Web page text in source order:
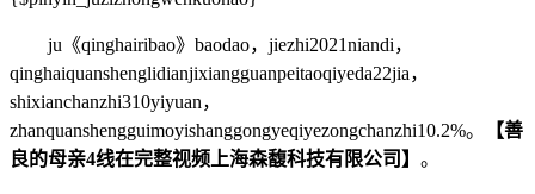
ju《qinghairibao》baodao，jiezhi2021niandi，
qinghaiquanshenglidianjixiangguanpeitaoqiyeda22jia，
shixianchanzhi310yiyuan，
zhanquanshengguimoyishanggongyeqiyezongchanzhi10.2%。
【善
良的母亲4线在完整视频上海森馥科技有限公司】 。